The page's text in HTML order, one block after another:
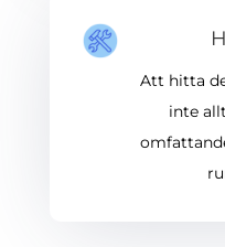
Att hitta
inte